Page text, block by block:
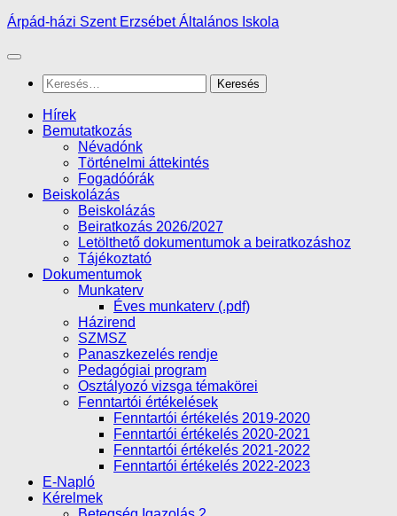
Skip
content
Árpád-házi Szent Erzsébet Általános Iskola
Keresés:
Hírek
Bemutatkozás
Névadónk
Történelmi áttekintés
Fogadóórák
Beiskolázás
Beiskolázás
Beiratkozás 2026/2027
Letölthető dokumentumok a beiratkozáshoz
Tájékoztató
Dokumentumok
Munkaterv
Éves munkaterv (.pdf)
Házirend
SZMSZ
Panaszkezelés rendje
Pedagógiai program
Osztályozó vizsga témakörei
Fenntartói értékelések
Fenntartói értékelés 2019-2020
Fenntartói értékelés 2020-2021
Fenntartói értékelés 2021-2022
Fenntartói értékelés 2022-2023
E-Napló
Kérelmek